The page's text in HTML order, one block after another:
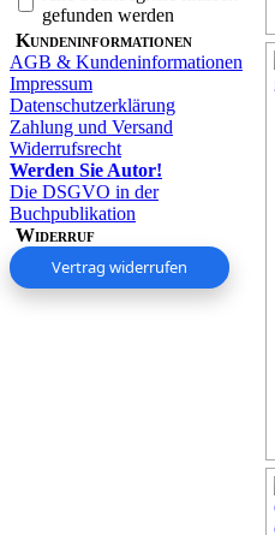
gefunden werden
Kundeninformationen
AGB & Kundeninformationen
Impressum
Datenschutzerklärung
Zahlung und Versand
Widerrufsrecht
Werden Sie Autor!
Die DSGVO in der
Buchpublikation
Widerruf
Vertrag widerrufen